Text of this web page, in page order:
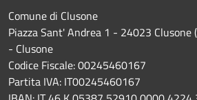
Comune di Clusone
Piazza Sant' Andrea 1 - 24023 Clusone
- Clusone
Codice Fiscale: 00245460167
Partita IVA: IT00245460167